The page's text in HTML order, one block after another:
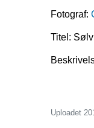
Fotograf:
Titel:
Uploadet